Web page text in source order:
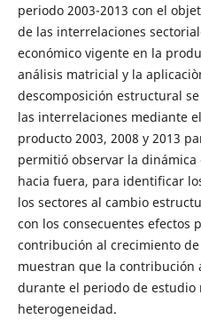
periodo 2003-2013 con el
de las interrelaciones
económico vigente en la
análisis matricial y la
descomposición estructural
las interrelaciones mediante
producto 2003, 2008 y 2013
permitió observar la
hacia fuera, para identificar
los sectores al cambio
con los consecuentes efectos
contribución al crecimiento
muestran que la contribución
durante el periodo de estudio
heterogeneidad.